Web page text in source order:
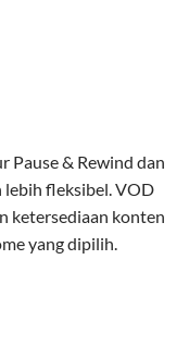
Fiber To The
ke rumah
beberapa
DSL.
Pause & Rewind dan
fleksibel. VOD
ketersediaan konten
yang dipilih.